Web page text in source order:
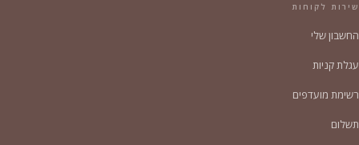
שירות לקוחות
החשבון שלי
עגלת קניות
רשימת מועדפים
תשלום